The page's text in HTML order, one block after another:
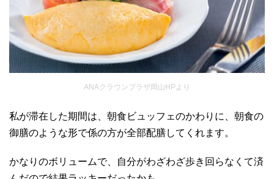
ANAクラウンプラザ岡山HPより
私が滞在した期間は、朝食ビュッフェのかわりに、朝食の
御膳のような形で係の方が全部配膳してくれます。
かなりのボリュームで、自分がわざわざ歩き回らなくて済